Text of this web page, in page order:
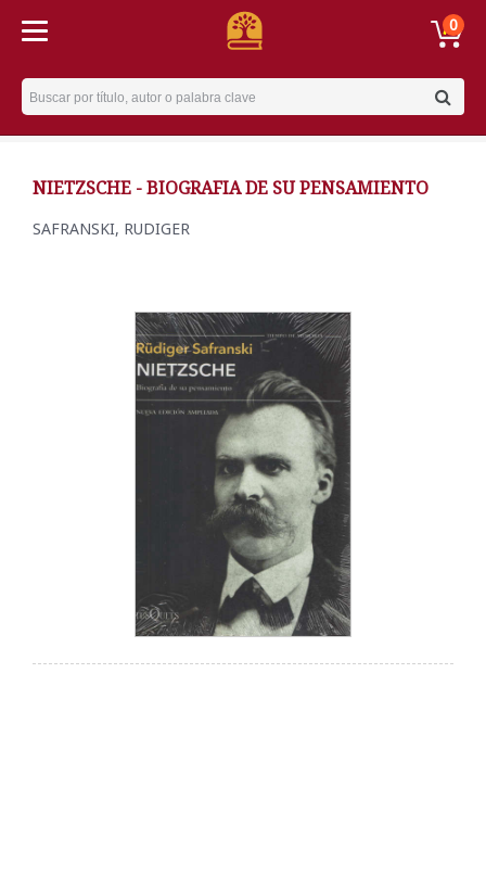
0
Username
NIETZSCHE - BIOGRAFIA DE SU PENSAMIENTO
SAFRANSKI, RUDIGER